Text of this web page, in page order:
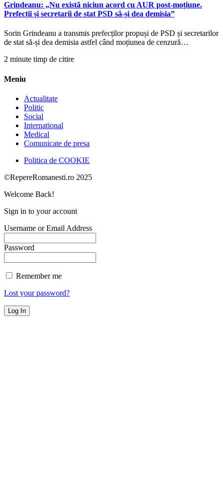
Grindeanu: „Nu există niciun acord cu AUR post-moțiune.
Prefecții și secretarii de stat PSD să-și dea demisia”
Sorin Grindeanu a transmis prefecților propuși de PSD și secretarilor
de stat să-și dea demisia astfel când moțiunea de cenzură…
2 minute timp de citire
Meniu
Actualitate
Politic
Social
International
Medical
Comunicate de presa
Politica de COOKIE
©RepereRomanesti.ro 2025
Welcome Back!
Sign in to your account
Username or Email Address
Password
Remember me
Lost your password?